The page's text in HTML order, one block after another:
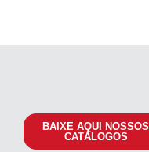
BAIXE AQUI NOSSOS
CATÁLOGOS